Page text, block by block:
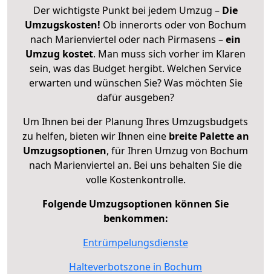
Der wichtigste Punkt bei jedem Umzug – Die
Umzugskosten! Ob innerorts oder von Bochum
nach Marienviertel oder nach Pirmasens –ein
Umzug kostet. Man muss sich vorher im Klaren
sein, was das Budget hergibt. Welchen Service
erwarten und wünschen Sie? Was möchten Sie
dafür ausgeben?
Um Ihnen bei der Planung Ihres Umzugsbudgets
zu helfen, bieten wir Ihnen eine breite Palette an
Umzugsoptionen, für Ihren Umzug von Bochum
nach Marienviertel an. Bei uns behalten Sie die
volle Kostenkontrolle.
Folgende Umzugsoptionen können Sie
benkommen:
Entrümpelungsdienste
Halteverbotszone in Bochum